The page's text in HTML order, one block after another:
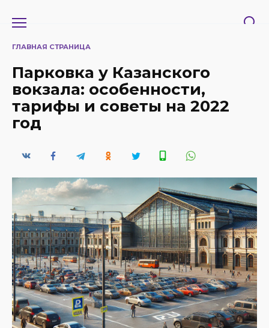
ГЛАВНАЯ СТРАНИЦА
Парковка у Казанского
вокзала: особенности,
тарифы и советы на 2022
год